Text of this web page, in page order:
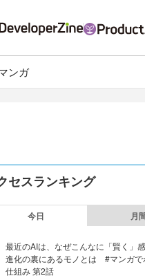
ンガ
セスランキング
今日 月
最近のAIは、なぜこんなに「賢く」
進化の裏にあるモノとは #マンガで
仕組み 第2話